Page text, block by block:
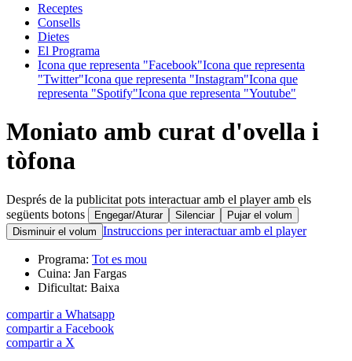
Receptes
Consells
Dietes
El Programa
Icona que representa "Facebook"Icona que representa
"Twitter"Icona que representa "Instagram"Icona que
representa "Spotify"Icona que representa "Youtube"
Moniato amb curat d'ovella i
tòfona
Després de la publicitat pots interactuar amb el player amb els
següents botons
Engegar/Aturar Silenciar
Pujar el volum
Disminuir el volum Instruccions per interactuar amb el player
Programa: Tot es mou
Cuina: Jan Fargas
Dificultat: Baixa
compartir a Whatsapp
compartir a Facebook
compartir a X